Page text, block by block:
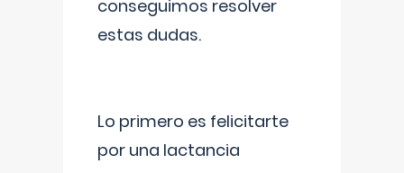
conseguimos resolver
estas dudas.
Lo primero es felicitarte
por una lactancia